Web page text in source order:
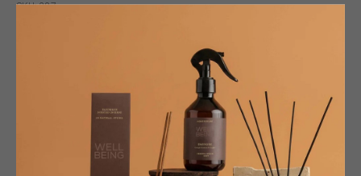
SKU:287
КУПИТЬ
Доставка Партнёрам Характеристики